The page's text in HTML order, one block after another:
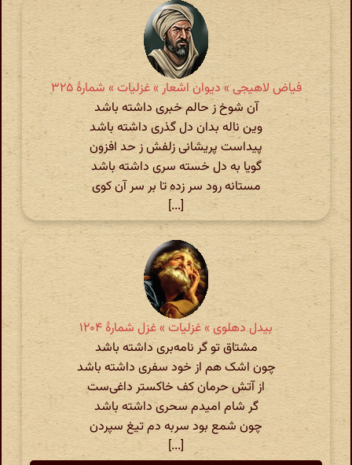
فیاض لاهیجی » دیوان اشعار » غزلیات » شمارهٔ ۳۲۵
آن شوخ ز حالم خبری داشته باشد
وین ناله بدان دل گذری داشته باشد
پیداست پریشانی زلفش ز حد افزون
گویا به دل خسته سری داشته باشد
مستانه رود سر زده تا بر سر آن کوی
[...]
بیدل دهلوی » غزلیات » غزل شمارهٔ ۱۲۰۴
مشتاق تو گر نامه‌بری داشته باشد
چون اشک هم از خود سفری داشته باشد
از آتش حرمان کف خاکستر داغی‌ست
گر شام امیدم سحری داشته باشد
چون شمع بود سربه دم تیغ سپردن
[...]